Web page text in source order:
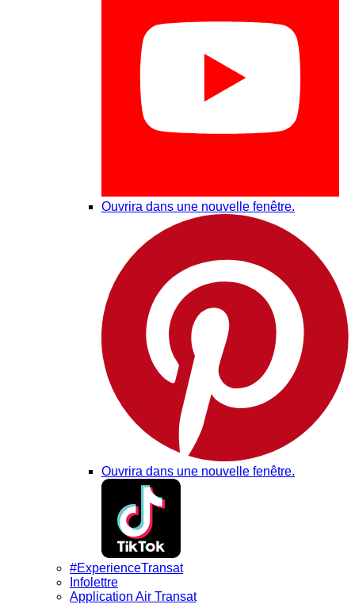
Ouvrira dans une nouvelle fenêtre.
Ouvrira dans une nouvelle fenêtre.
#ExperienceTransat
Infolettre
Application Air Transat